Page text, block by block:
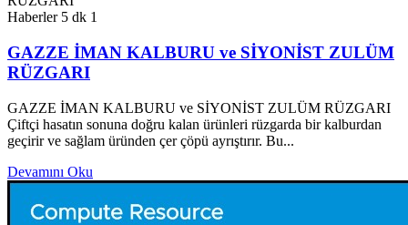
Haberler 5 dk 1
GAZZE İMAN KALBURU ve SİYONİST ZULÜM
RÜZGARI
GAZZE İMAN KALBURU ve SİYONİST ZULÜM RÜZGARI
Çiftçi hasatın sonuna doğru kalan ürünleri rüzgarda bir kalburdan
geçirir ve sağlam üründen çer çöpü ayrıştırır. Bu...
Devamını Oku